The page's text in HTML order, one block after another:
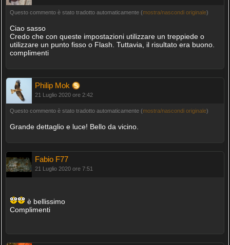
Questo commento è stato tradotto automaticamente (mostra/nascondi originale)
Ciao sasso
Credo che con queste impostazioni utilizzare un treppiede o
utilizzare un punto fisso o Flash. Tuttavia, il risultato era buono.
complimenti
Philip Mok
21 Luglio 2020 ore 2:42
Questo commento è stato tradotto automaticamente (mostra/nascondi originale)
Grande dettaglio e luce! Bello da vicino.
Fabio F77
21 Luglio 2020 ore 7:51
è bellissimo
Complimenti